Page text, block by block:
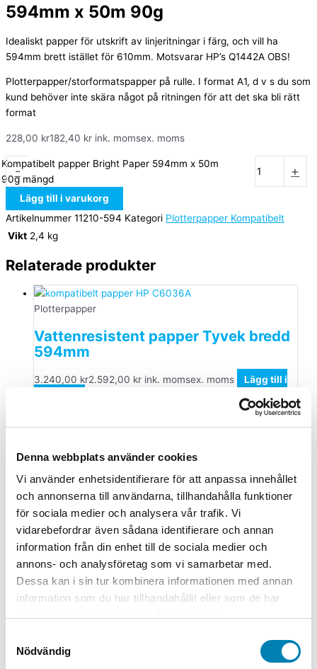
Denna webbplats använder cookies
Vi använder enhetsidentifierare för att anpassa innehållet
och annonserna till användarna, tillhandahålla funktioner
för sociala medier och analysera vår trafik. Vi
vidarebefordrar även sådana identifierare och annan
information från din enhet till de sociala medier och
annons- och analysföretag som vi samarbetar med.
Dessa kan i sin tur kombinera informationen med annan
information som du har tillhandahållit eller som de har
Nödvändig
594mm x 50m 90g
Idealiskt papper för utskrift av linjeritningar i färg, och vill ha
594mm brett istället för 610mm. Motsvarar HP’s Q1442A OBS!
Plotterpapper/storformatspapper på rulle. I format A1, d v s du som
kund behöver inte skära något på ritningen för att det ska bli rätt
format
228,00 kr182,40 kr ink. momsex. moms
-
Kompatibelt papper Bright Paper 594mm x 50m
90g mängd
+
Lägg till i varukorg
Artikelnummer 11210-594 Kategori Plotterpapper Kompatibelt
Vikt 2,4 kg
Relaterade produkter
Plotterpapper
Vattenresistent papper Tyvek bredd
594mm
3.240,00 kr2.592,00 kr ink. momsex. moms
Lägg till i
Skrivarpapper C6035A Storformat
vitt Bright Paper 90g 610 x 50m
225,00 kr180,00kr ink. momsex. moms
Lägg till i
varukorg
Plotterpapper Kompatibelt
Skrivarpapper 700mm x 50m 120g